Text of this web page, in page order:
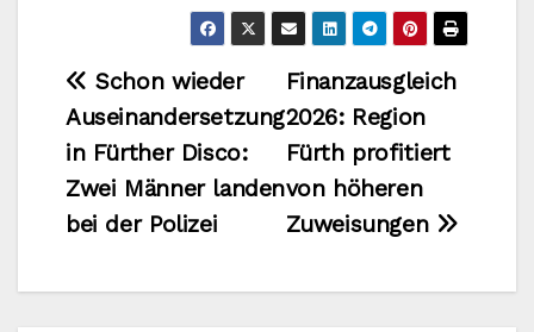
Beitragsnavigation
Finanzausgleich
2026: Region
Fürth profitiert
von höheren
Zuweisungen
Schon wieder
Auseinandersetzung
in Fürther Disco:
Zwei Männer landen
bei der Polizei